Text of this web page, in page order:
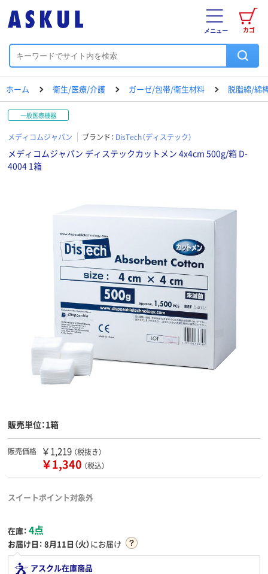
カゴ
メニュー
ホーム 衛生/医療/介護 ガーゼ/包帯/衛生材料 脱脂綿/綿
一般医療機器
メディコムジャパン ブランド： DisTech（ディステック）
メディコムジャパン ディステックカットメン 4x4cm 500g/箱 D-
4004 1箱
販売単位：1箱
販売価格 ￥1,219 （税抜き）
￥1,340 （税込）
スイートポイント対象外
在庫： 4点
お届け日： 8月11日（火）にお届け
アスクル在庫商品